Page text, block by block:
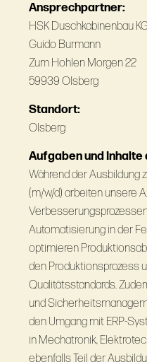
Ansprechpartner:
HSK Duschkabinenbau
Guido Burmann
Zum Hohlen Morgen 22
59939 Olsberg
Standort:
Olsberg
Aufgaben und Inhalte
Während der Ausbildung
(m/w/d) arbeiten unsere
Automatisierung in der
optimieren
den Produktionsprozess
Qualitätsstandards.
und
den Umgang mit ERP-
in Mechatronik,
ebenfalls Teil der